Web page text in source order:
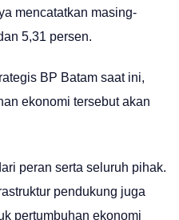
mencatatkan masing-
5,31 persen.
BP Batam saat ini,
ekonomi tersebut akan
peran serta seluruh pihak.
pendukung juga
pertumbuhan ekonomi